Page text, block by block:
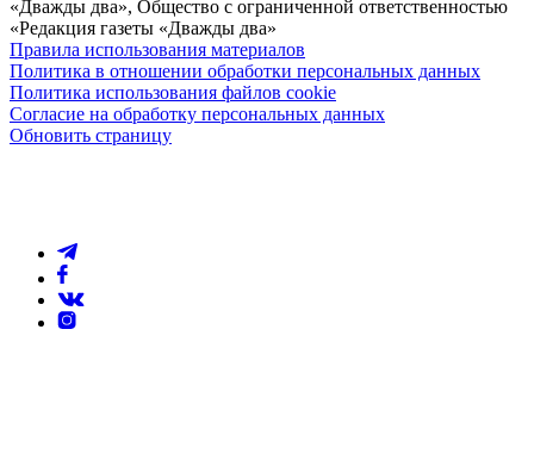
«Дважды два», Общество с ограниченной ответственностью
«Редакция газеты «Дважды два»
Правила использования материалов
Политика в отношении обработки персональных данных
Политика использования файлов cookie
Согласие на обработку персональных данных
Обновить страницу